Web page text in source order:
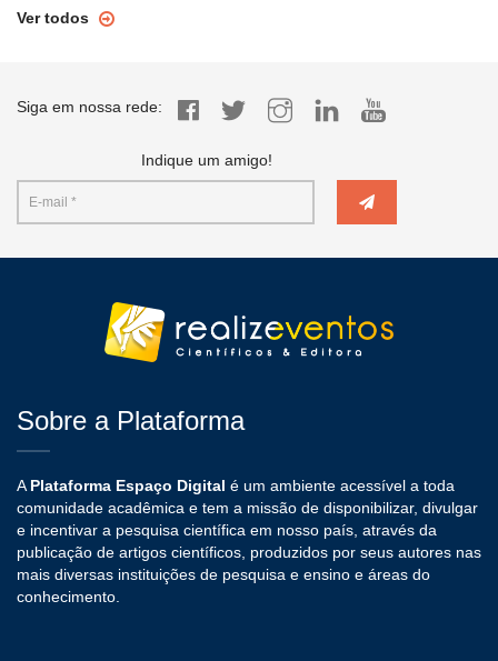
Ver todos
Siga em nossa rede:
Indique um amigo!
Sobre a Plataforma
A Plataforma Espaço Digital é um ambiente acessível a toda
comunidade acadêmica e tem a missão de disponibilizar, divulgar
e incentivar a pesquisa científica em nosso país, através da
publicação de artigos científicos, produzidos por seus autores nas
mais diversas instituições de pesquisa e ensino e áreas do
conhecimento.